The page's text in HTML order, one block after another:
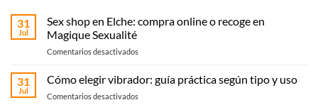
31
Jul
Sex shop en Elche: compra online o recoge en
Magique Sexualité
Comentarios desactivadosen
shop
Elche:
31
Jul
Cómo elegir vibrador: guía práctica según tipo y uso
Comentarios desactivadosen